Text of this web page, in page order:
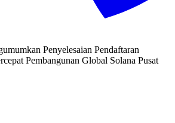
Penyelesaian Pendaftaran
Pembangunan Global Solana Pusat